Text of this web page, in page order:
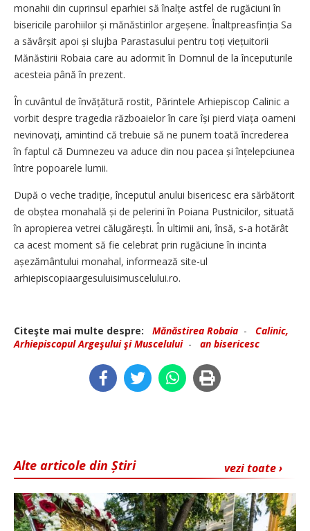
monahii din cuprinsul eparhiei să înalțe astfel de rugăciuni în
bisericile parohiilor și mănăstirilor argeșene. Înaltpreasfinția Sa
a săvârșit apoi și slujba Parastasului pentru toți viețuitorii
Mănăstirii Robaia care au adormit în Domnul de la începuturile
acesteia până în prezent.
În cuvântul de învățătură rostit, Părintele Arhiepiscop Calinic a
vorbit despre tragedia războaielor în care își pierd viața oameni
nevinovați, amintind că trebuie să ne punem toată încrederea
în faptul că Dumnezeu va aduce din nou pacea și înțelepciunea
între popoarele lumii.
După o veche tradiție, începutul anului bisericesc era sărbătorit
de obștea monahală și de pelerini în Poiana Pustnicilor, situată
în apropierea vetrei călugărești. În ultimii ani, însă, s-a hotărât
ca acest moment să fie celebrat prin rugăciune în incinta
așezământului monahal, informează site-ul
arhiepiscopiaargesuluisimuscelului.ro.
Citeşte mai multe despre: Mănăstirea Robaia - Calinic,
Arhiepiscopul Argeşului şi Muscelului- an bisericesc
vezi toate ›
Alte articole din Știri